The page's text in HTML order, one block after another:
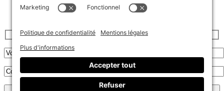
Inscrivez-vous à l’infolettre :